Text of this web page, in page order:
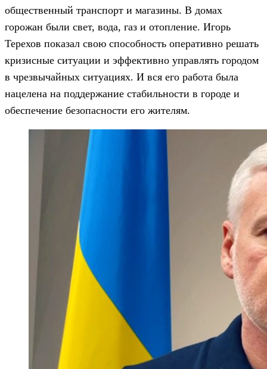
общественный транспорт и магазины. В домах
горожан были свет, вода, газ и отопление. Игорь
Терехов показал свою способность оперативно решать
кризисные ситуации и эффективно управлять городом
в чрезвычайных ситуациях. И вся его работа была
нацелена на поддержание стабильности в городе и
обеспечение безопасности его жителям.